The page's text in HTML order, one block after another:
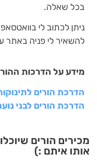
בכל שאלה.
ניתן לכתוב לי
להשאיר לי פניה באתר
מידע על הדרכות
הדרכת הורים
הדרכת הורים לבני
מכירים הורים
אותו איתם :)